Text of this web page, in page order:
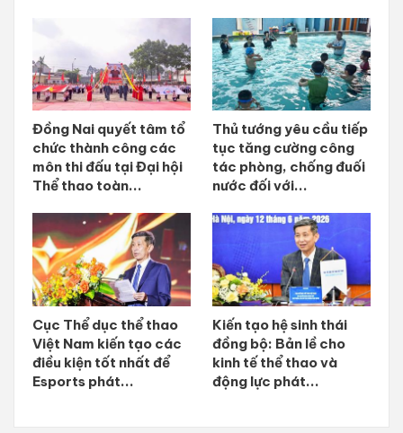
Đồng Nai quyết tâm tổ
chức thành công các
môn thi đấu tại Đại hội
Thể thao toàn...
Thủ tướng yêu cầu tiếp
tục tăng cường công
tác phòng, chống đuối
nước đối với...
Cục Thể dục thể thao
Việt Nam kiến tạo các
điều kiện tốt nhất để
Esports phát...
Kiến tạo hệ sinh thái
đồng bộ: Bản lề cho
kinh tế thể thao và
động lực phát...